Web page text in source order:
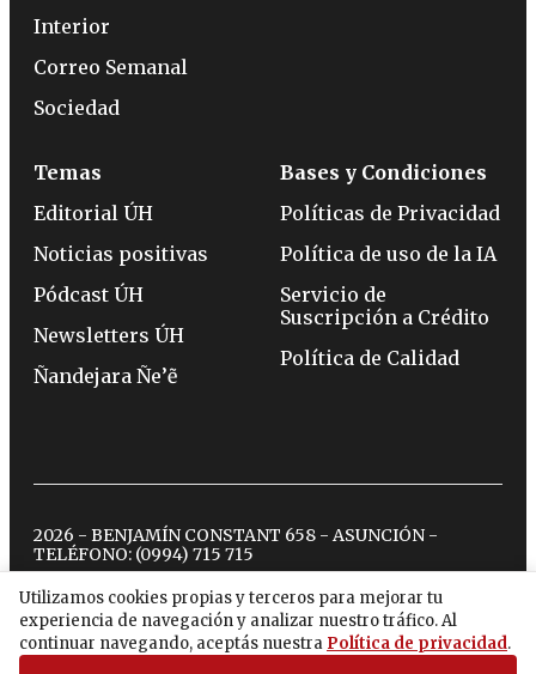
Utilizamos cookies propias y terceros para mejorar tu
experiencia de navegación y analizar nuestro tráfico. Al
continuar navegando, aceptás nuestra Política de privacidad.
Interior
Correo Semanal
Sociedad
Temas
Editorial ÚH
Noticias positivas
Pódcast ÚH
Newsletters ÚH
Ñandejara Ñe’ẽ
Bases y Condiciones
Políticas de Privacidad
Política de uso de la IA
Servicio de
Suscripción a Crédito
Política de Calidad
2026 - BENJAMÍN CONSTANT 658 - ASUNCIÓN -
TELÉFONO: (0994) 715 715
twitterinstagram
facebook
tiktokyoutubespotify